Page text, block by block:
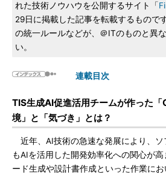
れた技術ノウハウを公開するサイト「
29日に掲載した記事を転載するもので
の統一ルールなどが、＠ITのものと異
い。
連載目次
TIS生成AI促進活用チームが作った
境」と「気づき」とは？
近年、AI技術の急速な発展により、ソ
もAIを活用した開発効率化への関心が
ード生成や設計書作成といった作業に